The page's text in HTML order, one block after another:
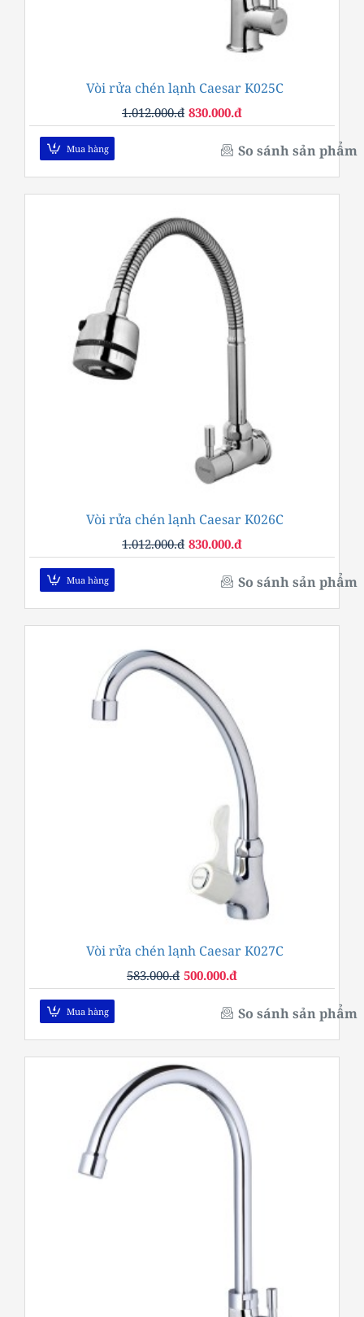
Vòi rửa chén lạnh Caesar K025C
830.000.đ
1.012.000.đ
Mua hàng So sánh sản phẩm
Vòi rửa chén lạnh Caesar K026C
830.000.đ
1.012.000.đ
Mua hàng So sánh sản phẩm
Vòi rửa chén lạnh Caesar K027C
500.000.đ
583.000.đ
Mua hàng So sánh sản phẩm